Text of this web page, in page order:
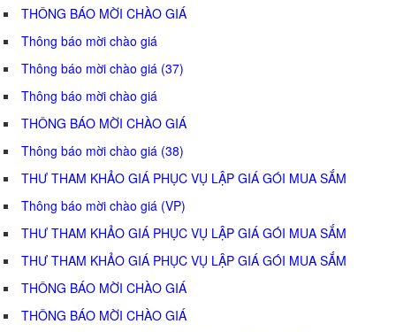
THÔNG BÁO MỜI CHÀO GIÁ
Thông báo mời chào giá
Thông báo mời chào giá (37)
Thông báo mời chào giá
THÔNG BÁO MỜI CHÀO GIÁ
Thông báo mời chào giá (38)
THƯ THAM KHẢO GIÁ PHỤC VỤ LẬP GIÁ GÓI MUA SẮM
Thông báo mời chào giá (VP)
THƯ THAM KHẢO GIÁ PHỤC VỤ LẬP GIÁ GÓI MUA SẮM
THƯ THAM KHẢO GIÁ PHỤC VỤ LẬP GIÁ GÓI MUA SẮM
THÔNG BÁO MỜI CHÀO GIÁ
THÔNG BÁO MỜI CHÀO GIÁ